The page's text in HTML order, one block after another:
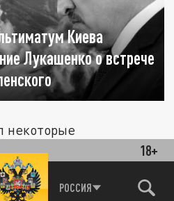
18+
РОССИЯ
Киева
Лукашенко о встрече
некоторые
с представителями
президент не...